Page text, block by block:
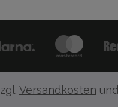
Versandkosten